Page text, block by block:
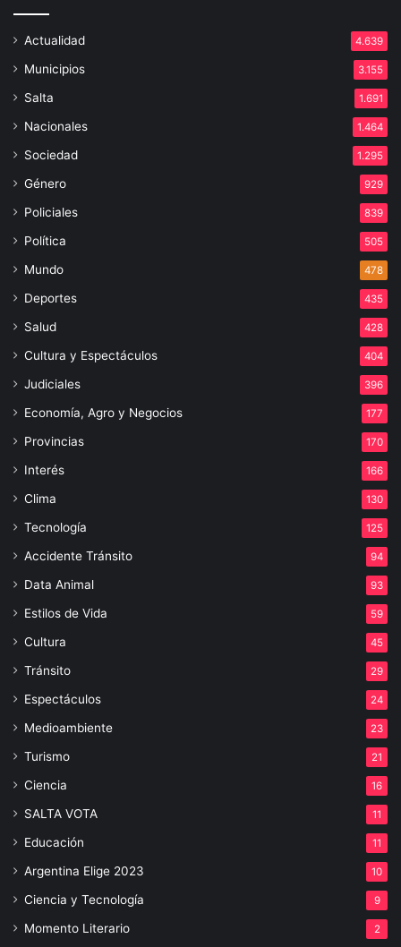
Actualidad 4.639
Municipios 3.155
Salta 1.691
Nacionales 1.464
Sociedad 1.295
Género 929
Policiales 839
Política 505
Mundo 478
Deportes 435
Salud 428
Cultura y Espectáculos 404
Judiciales 396
Economía, Agro y Negocios 177
Provincias 170
Interés 166
Clima 130
Tecnología 125
Accidente Tránsito 94
Data Animal 93
Estilos de Vida 59
Cultura 45
Tránsito 29
Espectáculos 24
Medioambiente 23
Turismo 21
Ciencia 16
SALTA VOTA 11
Educación 11
Argentina Elige 2023 10
Ciencia y Tecnología 9
Momento Literario 2